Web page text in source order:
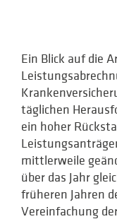
Ein Blick auf die
täglichen
ein hoher
mittlerweile
über das Jahr
früheren Jahren
Vereinfachung